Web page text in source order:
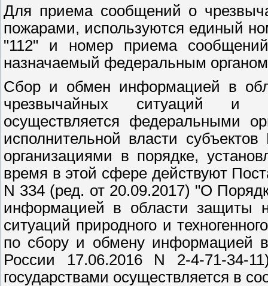
Для приема сообщений о
пожарами, используются единый
"112" и номер приема
назначаемый федеральным
Сбор и обмен информацией в
чрезвычайных ситуаций и
осуществляется федеральными
исполнительной власти
организациями в порядке,
время в этой сфере действуют
N 334 (ред. от 20.09.2017) "О
информацией в области защиты
ситуаций природного и
по сбору и обмену информацией
России 17.06.2016 N 2-4-71-34-
государствами осуществляется в